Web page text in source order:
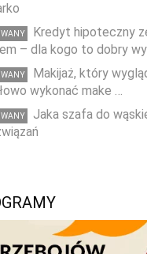
Kredyt hipoteczny
– dla kogo to dobry
Makijaż, który
wykonać make …
Jaka szafa do